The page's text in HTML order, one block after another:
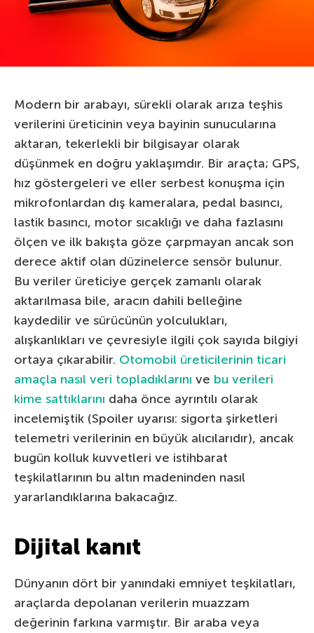
Modern bir arabayı, sürekli olarak arıza teşhis
verilerini üreticinin veya bayinin sunucularına
aktaran, tekerlekli bir bilgisayar olarak
düşünmek en doğru yaklaşımdır. Bir araçta; GPS,
hız göstergeleri ve eller serbest konuşma için
mikrofonlardan dış kameralara, pedal basıncı,
lastik basıncı, motor sıcaklığı ve daha fazlasını
ölçen ve ilk bakışta göze çarpmayan ancak son
derece aktif olan düzinelerce sensör bulunur.
Bu veriler üreticiye gerçek zamanlı olarak
aktarılmasa bile, aracın dahili belleğine
kaydedilir ve sürücünün yolculukları,
alışkanlıkları ve çevresiyle ilgili çok sayıda bilgiyi
ortaya çıkarabilir. Otomobil üreticilerinin ticari
amaçla nasıl veri topladıklarını ve bu verileri
kime sattıklarını daha önce ayrıntılı olarak
incelemiştik (Spoiler uyarısı: sigorta şirketleri
telemetri verilerinin en büyük alıcılarıdır), ancak
bugün kolluk kuvvetleri ve istihbarat
teşkilatlarının bu altın madeninden nasıl
yararlandıklarına bakacağız.
Dijital kanıt
Dünyanın dört bir yanındaki emniyet teşkilatları,
araçlarda depolanan verilerin muazzam
değerinin farkına varmıştır. Bir araba veya